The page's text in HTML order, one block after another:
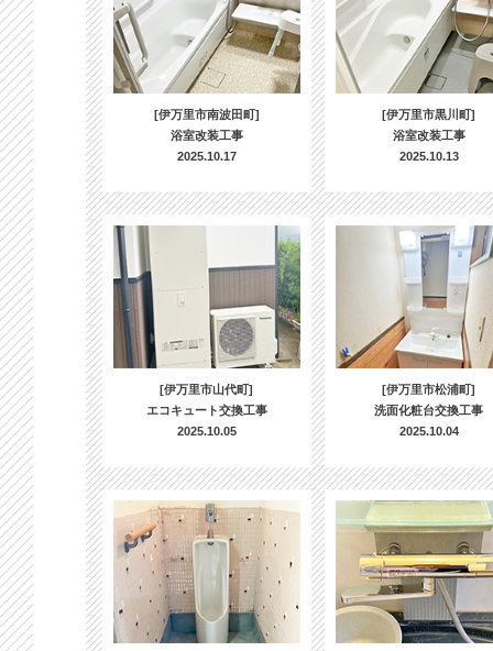
[伊万里市南波田町]
浴室改装工事
2025.10.17
[伊万里市黒川町]
浴室改装工事
2025.10.13
[伊万里市山代町]
エコキュート交換工事
2025.10.05
[伊万里市松浦町]
洗面化粧台交換工事
2025.10.04